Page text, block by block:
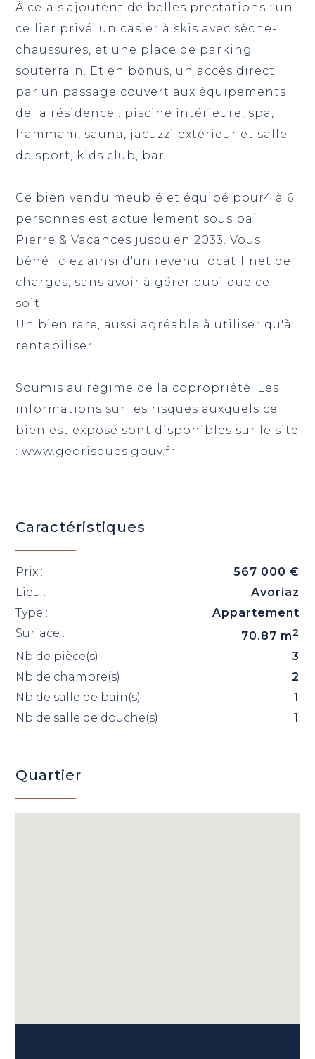
À cela s'ajoutent de belles prestations : un
cellier privé, un casier à skis avec sèche-
chaussures, et une place de parking
souterrain. Et en bonus, un accès direct
par un passage couvert aux équipements
de la résidence : piscine intérieure, spa,
hammam, sauna, jacuzzi extérieur et salle
de sport, kids club, bar...
Ce bien vendu meublé et équipé pour4 à 6
personnes est actuellement sous bail
Pierre & Vacances jusqu'en 2033. Vous
bénéficiez ainsi d'un revenu locatif net de
charges, sans avoir à gérer quoi que ce
soit.
Un bien rare, aussi agréable à utiliser qu'à
rentabiliser.
Soumis au régime de la copropriété. Les
informations sur les risques auxquels ce
bien est exposé sont disponibles sur le site
: www.georisques.gouv.fr
Caractéristiques
Prix :
567 000 €
Lieu :
Avoriaz
Type :
Appartement
Surface :
70.87 m2
Nb de pièce(s)
3
Nb de chambre(s)
2
Nb de salle de bain(s)
1
Nb de salle de douche(s)
1
Quartier